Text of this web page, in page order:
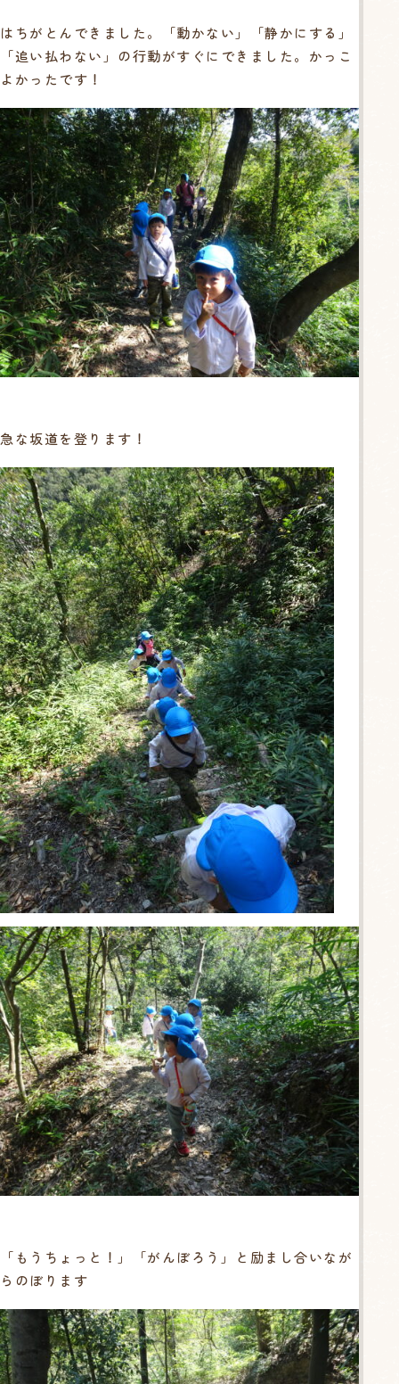
はちがとんできました。「動かない」「静かにする」
「追い払わない」の行動がすぐにできました。かっこ
よかったです！
急な坂道を登ります！
「もうちょっと！」「がんぼろう」と励まし合いなが
らのぼります